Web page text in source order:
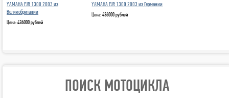
YAMAHA FJR 1300 2003 из
Великобритании
Цена:436000 рублей
YAMAHA FJR 1300 2003 из Германии
Цена:436000 рублей
ПОИСК МОТОЦИКЛА